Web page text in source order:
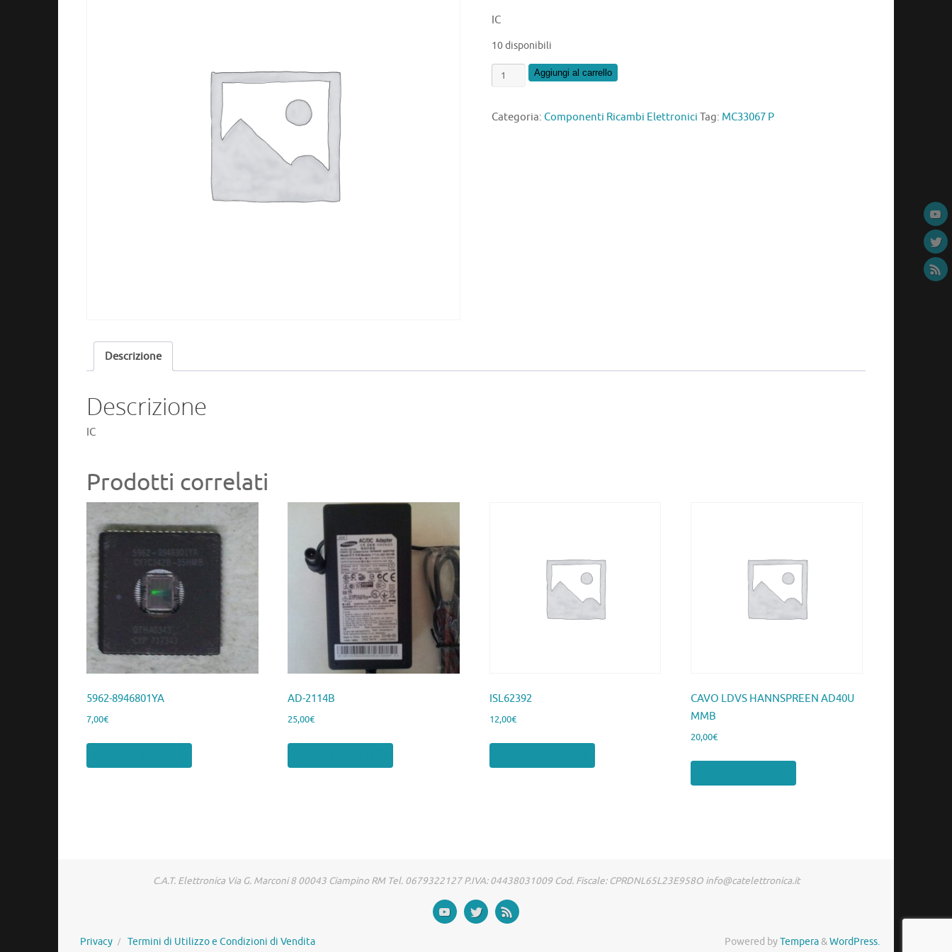
IC
10 disponibili
MC33067
P
Aggiungi al carrello
Categoria: Componenti Ricambi Elettronici Tag: MC33067 P
Descrizione
Descrizione
IC
Prodotti correlati
5962-8946801YA
7,00€
AD-2114B
25,00€
ISL62392
12,00€
CAVO LDVS HANNSPREEN AD40U
MMB
20,00€
C.A.T. Elettronica Via G. Marconi 8 00043 Ciampino RM Tel. 0679322127 P.IVA: 04438031009 Cod. Fiscale: CPRDNL65L23E958O info@catelettronica.it
Privacy Termini di Utilizzo e Condizioni di Vendita Powered byTempera&WordPress.